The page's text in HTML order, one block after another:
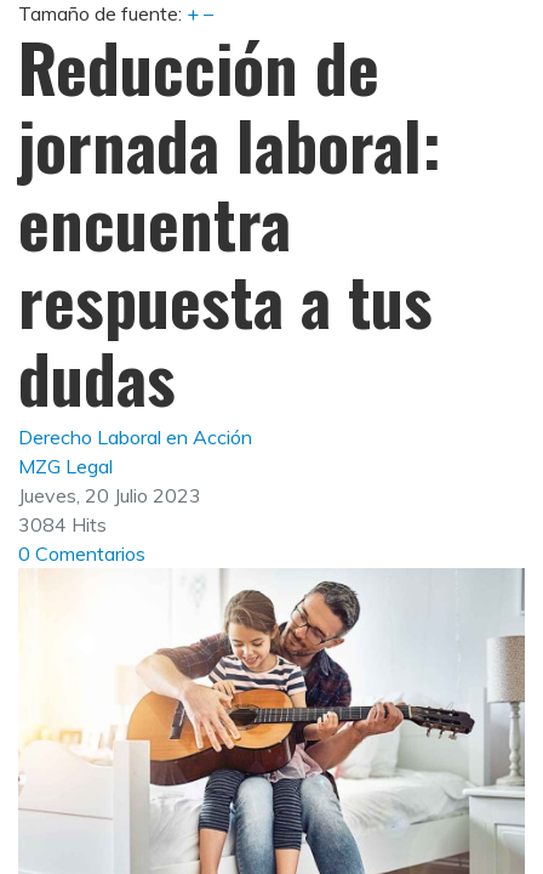
Tamaño de fuente: + –
Reducción de
jornada laboral:
encuentra
respuesta a tus
dudas
Derecho Laboral en Acción
MZG Legal
Jueves, 20 Julio 2023
3084 Hits
0 Comentarios